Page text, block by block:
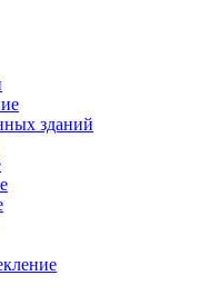
зданий